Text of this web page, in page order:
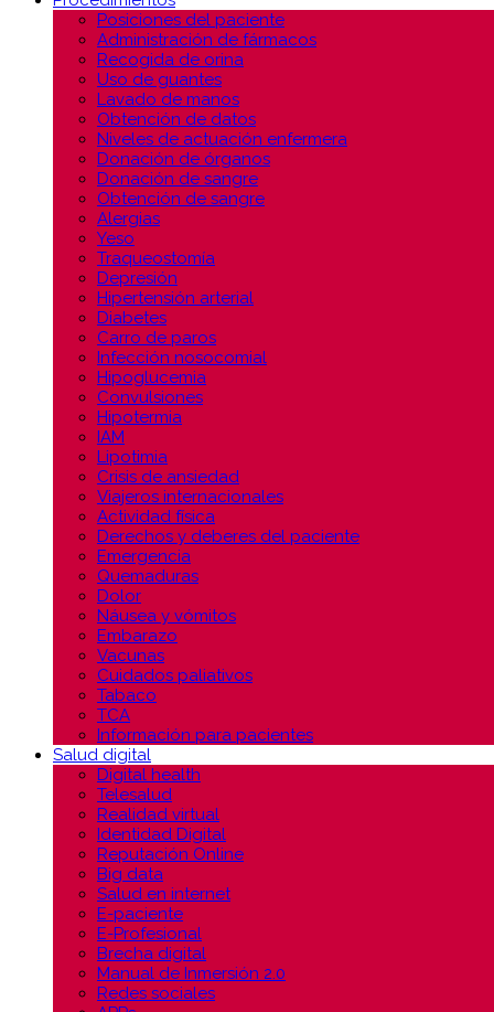
Posiciones del paciente
Administración de fármacos
Recogida de orina
Uso de guantes
Lavado de manos
Obtención de datos
Niveles de actuación enfermera
Donación de órganos
Donación de sangre
Obtención de sangre
Alergias
Yeso
Traqueostomía
Depresión
Hipertensión arterial
Diabetes
Carro de paros
Infección nosocomial
Hipoglucemia
Convulsiones
Hipotermia
IAM
Lipotimia
Crisis de ansiedad
Viajeros internacionales
Actividad física
Derechos y deberes del paciente
Emergencia
Quemaduras
Dolor
Náusea y vómitos
Embarazo
Vacunas
Cuidados paliativos
Tabaco
TCA
Información para pacientes
Salud digital
Digital health
Telesalud
Realidad virtual
Identidad Digital
Reputación Online
Big data
Salud en internet
E-paciente
E-Profesional
Brecha digital
Manual de Inmersión 2.0
Redes sociales